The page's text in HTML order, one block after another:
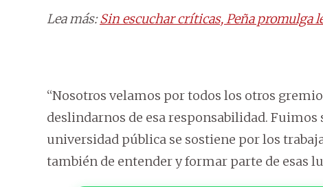
Lea más:Sin escuchar críticas, Peña promulga
“Nosotros velamos por todos los otros
deslindarnos de esa responsabilidad.
universidad pública se sostiene por los
también de entender y formar parte de esas